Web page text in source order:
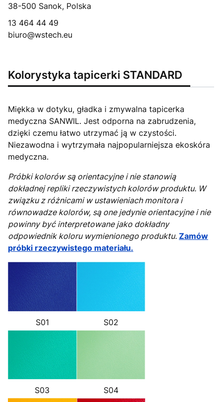
38-500 Sanok, Polska
13 464 44 49
biuro@wstech.eu
Kolorystyka tapicerki STANDARD
Miękka w dotyku, gładka i zmywalna tapicerka
medyczna SANWIL. Jest odporna na zabrudzenia,
dzięki czemu łatwo utrzymać ją w czystości.
Niezawodna i wytrzymała najpopularniejsza ekoskóra
medyczna.
Próbki kolorów są orientacyjne i nie stanowią
dokładnej repliki rzeczywistych kolorów produktu. W
związku z różnicami w ustawieniach monitora i
równowadze kolorów, są one jedynie orientacyjne i nie
powinny być interpretowane jako dokładny
odpowiednik koloru wymienionego produktu. Zamów
próbki rzeczywistego materiału.
S01 S02
S03 S04